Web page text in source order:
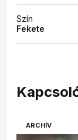
Szín
Fekete
ARCHÍV